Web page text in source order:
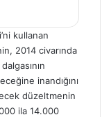
kullanan
2014 civarında
inandığını
düzeltmenin
ila 14.000